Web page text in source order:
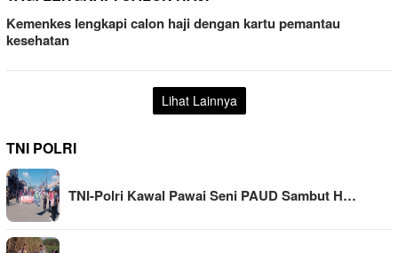
Kemenkes lengkapi calon haji dengan kartu pemantau
kesehatan
Lihat Lainnya
TNI POLRI
TNI-Polri Kawal Pawai Seni PAUD Sambut H…